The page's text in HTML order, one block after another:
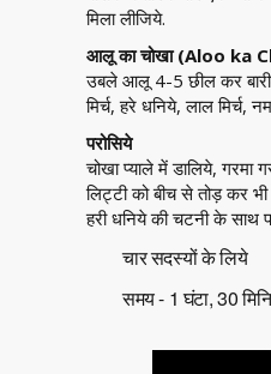
मिला लीजिये.
आलू का चोखा (Aloo ka
उबले आलू 4-5 छील कर
मिर्च, हरे धनिये, लाल मिर्च,
परोसिये
चोखा प्याले में डालिये, गरमा
लिट्टी को बीच से तोड़ कर
हरी धनिये की चटनी के साथ
चार सदस्यों के लिये
समय - 1 घंटा, 30